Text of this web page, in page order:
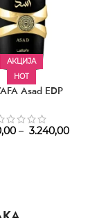
АКЦИЈА
HOT
Asad EDP
– 3.240,00